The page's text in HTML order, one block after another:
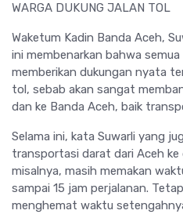
WARGA DUKUNG JALAN TOL
Waketum Kadin Banda Aceh,
ini membenarkan bahwa
memberikan dukungan nyata
tol, sebab akan sangat
dan ke Banda Aceh, baik
Selama ini, kata Suwarli yang
transportasi darat dari Aceh ke
misalnya, masih memakan
sampai 15 jam perjalanan.
menghemat waktu